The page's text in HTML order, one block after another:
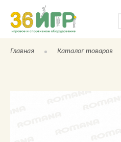
Главная Каталог товаров